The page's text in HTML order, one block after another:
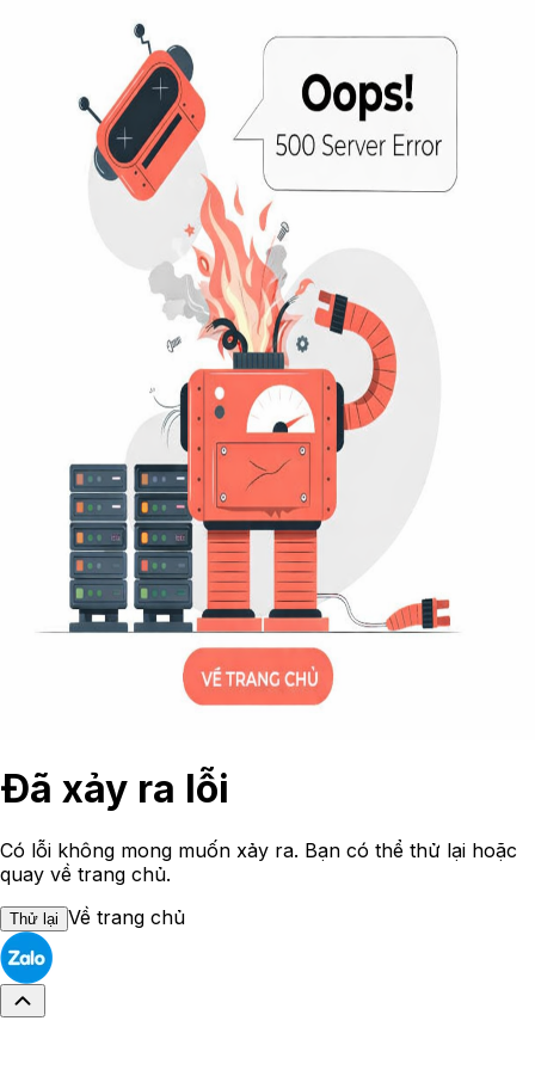
Đã xảy ra lỗi
Có lỗi không mong muốn xảy ra. Bạn có thể thử lại hoặc
quay về trang chủ.
Thử lại Về trang chủ